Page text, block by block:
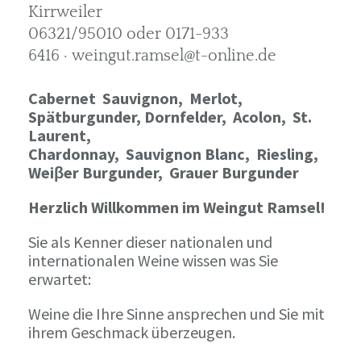
Kirrweiler
06321/95010 oder 0171-933
6416 · weingut.ramsel@t-online.de
Cabernet Sauvignon, Merlot,
Spätburgunder, Dornfelder, Acolon, St.
Laurent,
Chardonnay, Sauvignon Blanc, Riesling,
Weiβer Burgunder, Grauer Burgunder
Herzlich Willkommen im Weingut Ramsel!
Sie als Kenner dieser nationalen und
internationalen Weine wissen was Sie
erwartet:
Weine die Ihre Sinne ansprechen und Sie mit
ihrem Geschmack überzeugen.